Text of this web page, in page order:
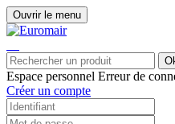
Ouvrir le menu
Espace personnel Erreur de
Créer un compte